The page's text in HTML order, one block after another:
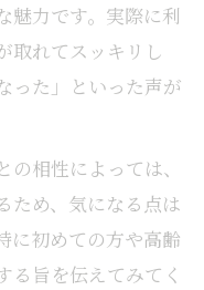
魅力です。実際に利
取れてスッキリし
った」といった声が
相性によっては、
ため、気になる点は
に初めての方や高齢
る旨を伝えてみてく